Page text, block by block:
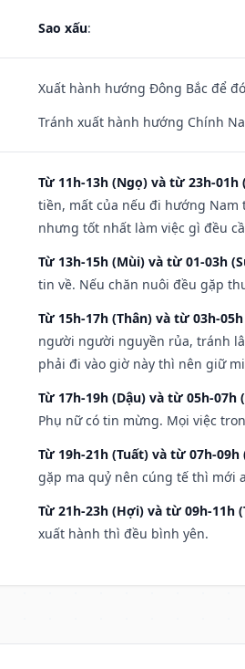
Sao xấu:
Xuất hành hướng Đông Bắc để
Tránh xuất hành hướng Chính
Từ 11h-13h (Ngọ) và từ 23h-01h
tiền, mất của nếu đi hướng
nhưng tốt nhất làm việc gì đều
Từ 13h-15h (Mùi) và từ 01-03h
tin về. Nếu chăn nuôi đều gặp
Từ 15h-17h (Thân) và từ 03h-
người người nguyền rủa, tránh
phải đi vào giờ này thì nên giữ
Từ 17h-19h (Dậu) và từ 05h-07h
Phụ nữ có tin mừng. Mọi việc
Từ 19h-21h (Tuất) và từ 07h-09h
gặp ma quỷ nên cúng tế thì mới
Từ 21h-23h (Hợi) và từ 09h-11h
xuất hành thì đều bình yên.